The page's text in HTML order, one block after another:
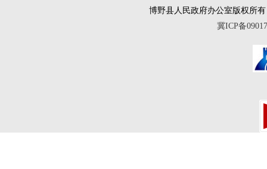
博野县人民政府办公室版权所有
冀ICP备